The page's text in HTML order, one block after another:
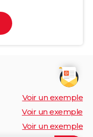
Voir un exemple
Voir un exemple
Voir un exemple